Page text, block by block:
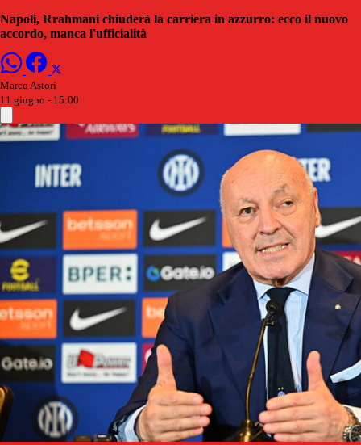
Napoli, Rrahmani chiuderà la carriera in azzurro: ecco il nuovo
accordo, manca l'ufficialità
Marco Astori
11 giugno - 15:00